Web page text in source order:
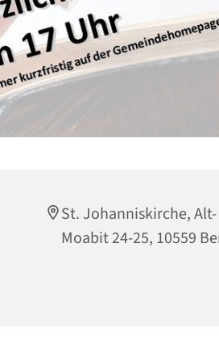
St. Johanniskirche, Alt-
Moabit 24-25, 10559